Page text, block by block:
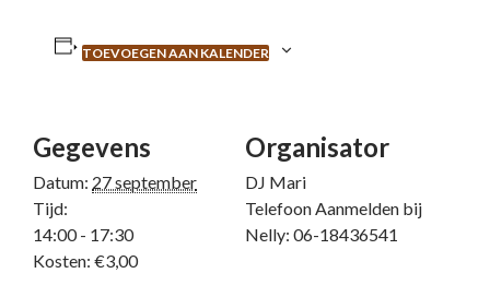
TOEVOEGEN AAN KALENDER
Gegevens
Datum: 27 september
Tijd:
14:00 - 17:30
Kosten: €3,00
Organisator
DJ Mari
TelefoonAanmelden bij
Nelly: 06-18436541